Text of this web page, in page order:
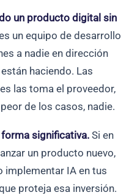
un producto digital sin
un equipo de desarrollo
a nadie en dirección
haciendo. Las
las toma el proveedor,
de los casos, nadie.
significativa. Si en
un producto nuevo,
implementar IA en tus
proteja esa inversión.